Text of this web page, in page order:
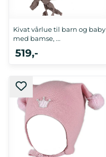
Kivat vårlue til barn og baby
med bamse, ...
0-1 år
519,-